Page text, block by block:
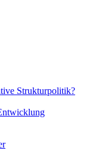
Strukturpolitik?